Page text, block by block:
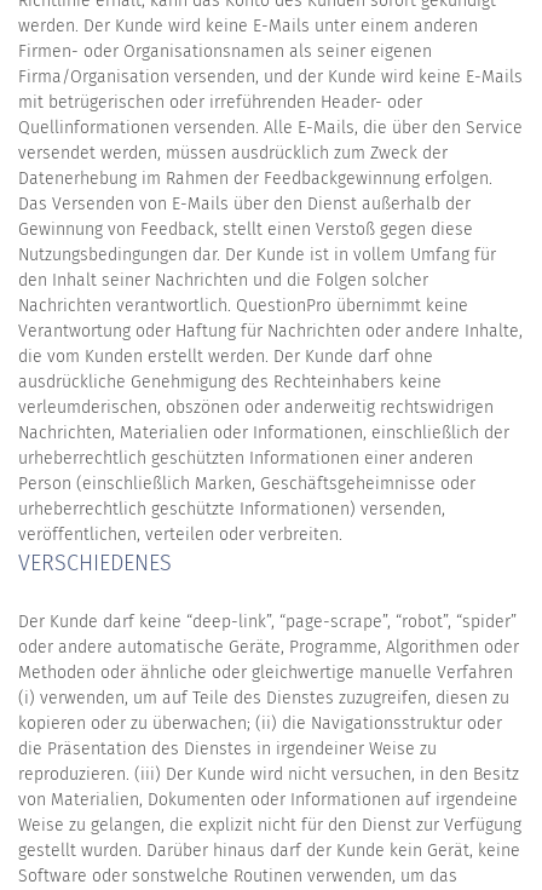
werden. Der Kunde wird keine E-Mails unter einem anderen
Firmen- oder Organisationsnamen als seiner eigenen
Firma/Organisation versenden, und der Kunde wird keine E-Mails
mit betrügerischen oder irreführenden Header- oder
Quellinformationen versenden. Alle E-Mails, die über den Service
versendet werden, müssen ausdrücklich zum Zweck der
Datenerhebung im Rahmen der Feedbackgewinnung erfolgen.
Das Versenden von E-Mails über den Dienst außerhalb der
Gewinnung von Feedback, stellt einen Verstoß gegen diese
Nutzungsbedingungen dar. Der Kunde ist in vollem Umfang für
den Inhalt seiner Nachrichten und die Folgen solcher
Nachrichten verantwortlich. QuestionPro übernimmt keine
Verantwortung oder Haftung für Nachrichten oder andere Inhalte,
die vom Kunden erstellt werden. Der Kunde darf ohne
ausdrückliche Genehmigung des Rechteinhabers keine
verleumderischen, obszönen oder anderweitig rechtswidrigen
Nachrichten, Materialien oder Informationen, einschließlich der
urheberrechtlich geschützten Informationen einer anderen
Person (einschließlich Marken, Geschäftsgeheimnisse oder
urheberrechtlich geschützte Informationen) versenden,
veröffentlichen, verteilen oder verbreiten.
VERSCHIEDENES
Der Kunde darf keine “deep-link”, “page-scrape”, “robot”, “spider”
oder andere automatische Geräte, Programme, Algorithmen oder
Methoden oder ähnliche oder gleichwertige manuelle Verfahren
(i) verwenden, um auf Teile des Dienstes zuzugreifen, diesen zu
kopieren oder zu überwachen; (ii) die Navigationsstruktur oder
die Präsentation des Dienstes in irgendeiner Weise zu
reproduzieren. (iii) Der Kunde wird nicht versuchen, in den Besitz
von Materialien, Dokumenten oder Informationen auf irgendeine
Weise zu gelangen, die explizit nicht für den Dienst zur Verfügung
gestellt wurden. Darüber hinaus darf der Kunde kein Gerät, keine
Software oder sonstwelche Routinen verwenden, um das